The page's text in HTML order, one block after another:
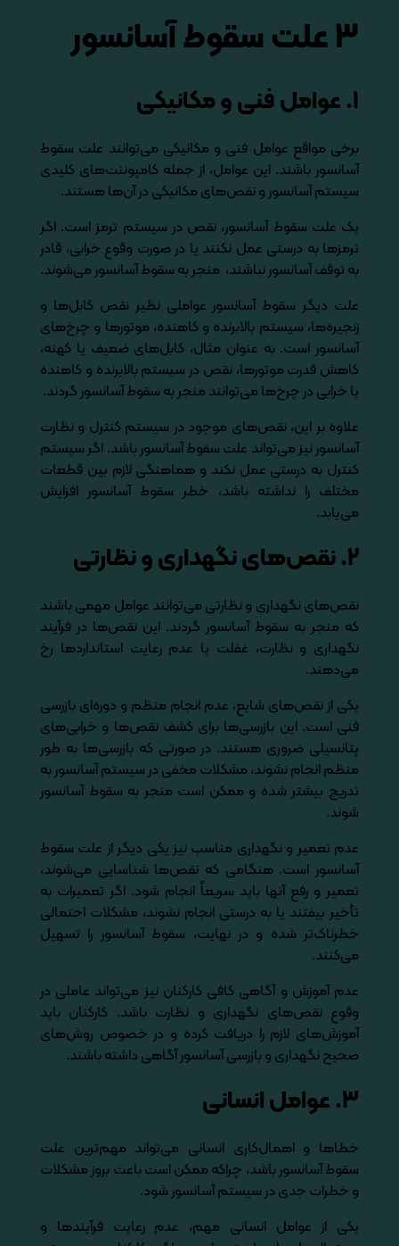
۳ علت سقوط آسانسور
۱. عوامل فنی و مکانیکی
برخی مواقع عوامل فنی و مکانیکی می‌توانند علت سقوط
آسانسور باشند. این عوامل، از جمله کامپوننت‌های کلیدی
سیستم آسانسور و نقص‌های مکانیکی در آن‌ها هستند.
یک علت سقوط آسانسور، نقص در سیستم ترمز است. اگر
ترمزها به درستی عمل نکنند یا در صورت وقوع خرابی، قادر
به توقف آسانسور نباشند، منجر به سقوط آسانسور می‌شوند.
علت دیگر سقوط آسانسور عواملی نظیر نقص کابل‌ها و
زنجیره‌ها، سیستم بالابرنده و کاهنده، موتورها و چرخ‌های
آسانسور است. به عنوان مثال، کابل‌های ضعیف یا کهنه،
کاهش قدرت موتورها، نقص در سیستم بالابرنده و کاهنده
یا خرابی در چرخ‌ها می‌توانند منجر به سقوط آسانسور گردند.
علاوه بر این، نقص‌های موجود در سیستم کنترل و نظارت
آسانسور نیز می‌تواند علت سقوط آسانسور باشد. اگر سیستم
کنترل به درستی عمل نکند و هماهنگی لازم بین قطعات
مختلف را نداشته باشد، خطر سقوط آسانسور افزایش
می‌یابد.
۲. نقص‌های نگهداری و نظارتی
نقص‌های نگهداری و نظارتی می‌توانند عوامل مهمی باشند
که منجر به سقوط آسانسور گردند. این نقص‌ها در فرآیند
نگهداری و نظارت، غفلت یا عدم رعایت استانداردها رخ
می‌دهند.
یکی از نقص‌های شایع، عدم انجام منظم و دوره‌ای بازرسی
فنی است. این بازرسی‌ها برای کشف نقص‌ها و خرابی‌های
پتانسیلی ضروری هستند. در صورتی که بازرسی‌ها به طور
منظم انجام نشوند، مشکلات مخفی در سیستم آسانسور به
تدریج بیشتر شده و ممکن است منجر به سقوط آسانسور
شوند.
عدم تعمیر و نگهداری مناسب نیز یکی دیگر از علت سقوط
آسانسور است. هنگامی که نقص‌ها شناسایی می‌شوند،
تعمیر و رفع آنها باید سریعاً انجام شود. اگر تعمیرات به
تأخیر بیفتند یا به درستی انجام نشوند، مشکلات احتمالی
خطرناک‌تر شده و در نهایت، سقوط آسانسور را تسهیل
می‌کنند.
عدم آموزش و آگاهی کافی کارکنان نیز می‌تواند عاملی در
وقوع نقص‌های نگهداری و نظارت باشد. کارکنان باید
آموزش‌های لازم را دریافت کرده و در خصوص روش‌های
صحیح نگهداری و بازرسی آسانسور آگاهی داشته باشند.
۳. عوامل انسانی
خطاها و اهمال‌کاری انسانی می‌تواند مهم‌ترین علت
سقوط آسانسور باشد، چراکه ممکن است باعث بروز مشکلات
و خطرات جدی در سیستم آسانسور شود.
یکی از عوامل انسانی مهم، عدم رعایت فرآیندها و